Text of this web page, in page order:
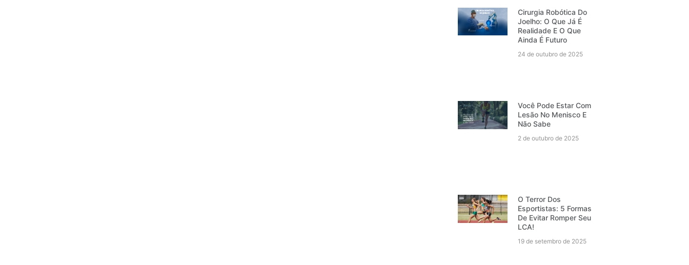
Cirurgia Robótica Do
Joelho: O Que Já É
Realidade E O Que
Ainda É Futuro
24 de outubro de 2025
Você Pode Estar Com
Lesão No Menisco E
Não Sabe
2 de outubro de 2025
O Terror Dos
Esportistas: 5 Formas
De Evitar Romper Seu
LCA!
19 de setembro de 2025